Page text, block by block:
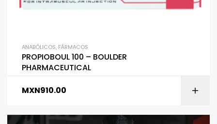
ANABÓLICOS, FÁRMACOS
PROPIOBOUL 100 – BOULDER
PHARMACEUTICAL
MXN910.00